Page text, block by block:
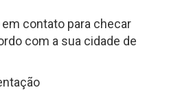
contato para checar
com a sua cidade de